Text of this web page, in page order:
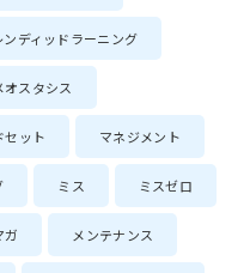
ンディッドラーニング
オスタシス
セット マネジメント
ミス ミスゼロ
ガ メンテナンス